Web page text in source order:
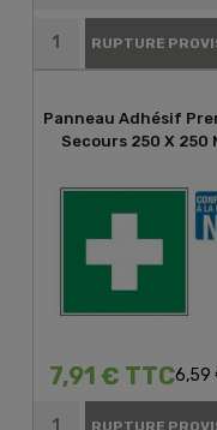
RUPTURE
Panneau Adhésif
Secours 250 X 250
7,91 € TTC6,59
RUPTURE